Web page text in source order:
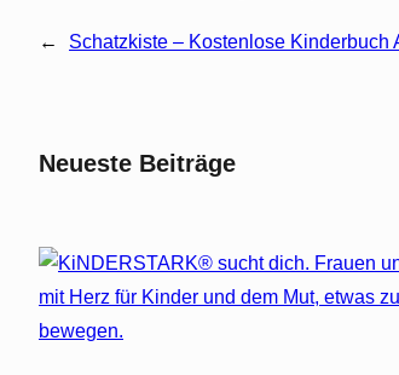
← Schatzkiste – Kostenlose Kinderbuch
Neueste Beiträge